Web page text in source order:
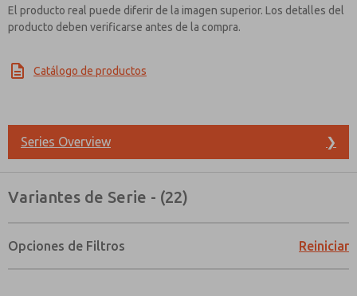
El producto real puede diferir de la imagen superior. Los detalles del
producto deben verificarse antes de la compra.
Catálogo de productos
Series Overview ❯
Variantes de Serie - (22)
Opciones de Filtros Reiniciar